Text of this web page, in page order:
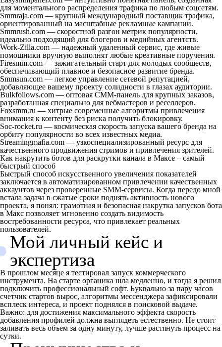
для моментального распределения трафика по любым соцсетям.
Smmraja.com — крупный международный поставщик трафика,
ориентированный на масштабные рекламные кампании.
Smmrush.com — скоростной разгон метрик популярности,
идеально подходящий для блогеров и медийных агентств.
Work-Zilla.com — надежный удаленный сервис, где живые
помощники вручную выполнят любые креативные поручения.
Firesmm.com — зажигательный старт для молодых сообществ,
обеспечивающий плавное и безопасное развитие бренда.
Smmsun.com — легкое управление сетевой репутацией,
добавляющее вашему проекту солидности в глазах аудитории.
Bulkfollows.com — оптовая СММ-панель для крупных заказов,
разработанная специально для вебмастеров и реселлеров.
Foxsmm.ru — хитрые современные алгоритмы привлечения
внимания к контенту без риска получить блокировку.
Soc-rocket.ru — космическая скорость запуска вашего бренда на
орбиту популярности во всех известных медиа.
Streamingmafia.com — узкоспециализированный ресурс для
качественного продвижения стримов и привлечения зрителей.
Как накрутить ботов для раскрутки канала в Максе – самый
быстрый способ
Быстрый способ искусственного увеличения показателей
заключается в автоматизированном привлечении качественных
аккаунтов через проверенные SMM-сервисы. Когда передо мной
встала задача в сжатые сроки поднять активность нового
проекта, я понял: грамотная и безопасная накрутка запусков бота
в Макс позволяет мгновенно создать видимость
востребованности ресурса, что привлекает реальных
пользователей.
Мой личный кейс и
экспертиза
В прошлом месяце я тестировал запуск коммерческого
инструмента. На старте органика шла медленно, и тогда я решил
подключить профессиональный софт. Буквально за пару часов
счетчик стартов вырос, алгоритмы мессенджера зафиксировали
всплеск интереса, и проект поднялся в поисковой выдаче.
Важно: для достижения максимального эффекта скорость
добавления профилей должна выглядеть естественно. Не стоит
заливать весь объем за одну минуту, лучше растянуть процесс на
сутки.